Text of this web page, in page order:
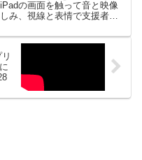
の画面を触って音と映像
み、視線と表情で支援者と